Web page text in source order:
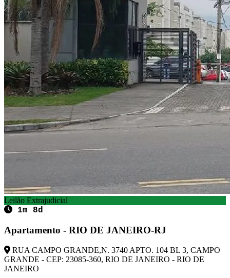
Leilão Extrajudicial
1m 8d
Apartamento - RIO DE JANEIRO-RJ
RUA CAMPO GRANDE,N. 3740 APTO. 104 BL 3, CAMPO
GRANDE - CEP: 23085-360, RIO DE JANEIRO - RIO DE
JANEIRO